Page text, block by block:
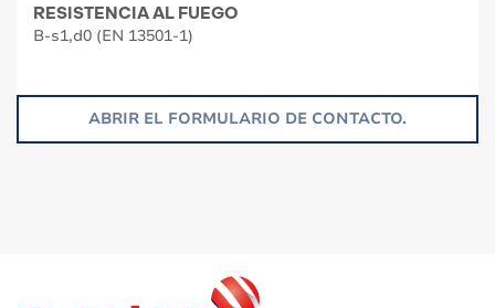
RESISTENCIA AL FUEGO
B-s1,d0 (EN 13501-1)
ABRIR EL FORMULARIO DE CONTACTO.